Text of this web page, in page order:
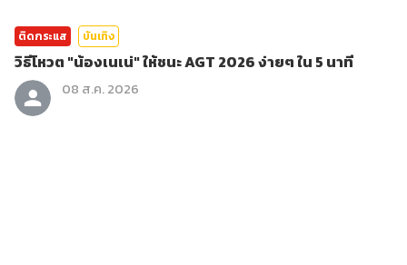
ติดกระแส บันเทิง
วิธีโหวต "น้องเนเน่" ให้ชนะ AGT 2026 ง่ายๆ ใน 5 นาที
08 ส.ค. 2026